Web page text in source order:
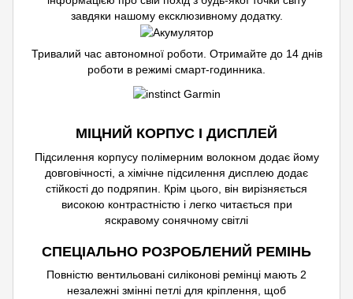
завдяки нашому ексклюзивному додатку.
Тривалий час автономної роботи. Отримайте до 14 днів
роботи в режимі смарт-годинника.
МІЦНИЙ КОРПУС І ДИСПЛЕЙ
Підсилення корпусу полімерним волокном додає йому
довговічності, а хімічне підсилення дисплею додає
стійкості до подряпин. Крім цього, він вирізняється
високою контрастністю і легко читається при
яскравому сонячному світлі
СПЕЦІАЛЬНО РОЗРОБЛЕНИЙ РЕМІНЬ
Повністю вентильовані силіконові ремінці мають 2
незалежні змінні петлі для кріплення, щоб